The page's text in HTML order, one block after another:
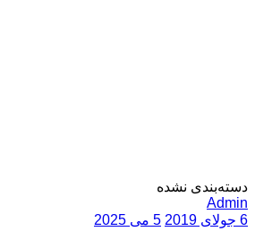
دسته‌بندی نشده
Admin
6 جولای 2019
5 می 2025